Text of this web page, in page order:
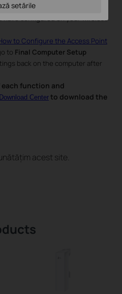
have configured onyourwireless
to Configure the Access Point
to Final Computer Setup
back on the computer after
function and
Download Center to download the
acest site.
setările